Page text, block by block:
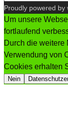
Proudly powered by
Um unsere
fortlaufend
Durch die weitere
Verwendung von
Cookies erhalten
Nein